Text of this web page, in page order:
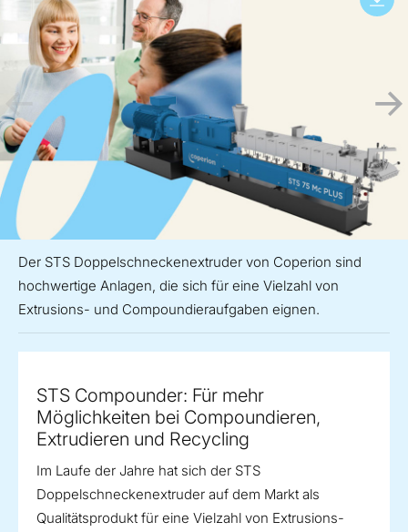
Der STS Doppelschneckenextruder von Coperion sind
hochwertige Anlagen, die sich für eine Vielzahl von
Extrusions- und Compoundieraufgaben eignen.
STS Compounder: Für mehr
Möglichkeiten bei Compoundieren,
Extrudieren und Recycling
Im Laufe der Jahre hat sich der STS
Doppelschneckenextruder auf dem Markt als
Qualitätsprodukt für eine Vielzahl von Extrusions-